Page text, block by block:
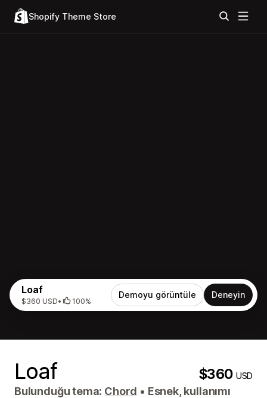
Shopify Theme Store
Loaf
$360 USD• 100%
Demoyu görüntüle Deneyin
Loaf $360USD
Bulunduğu tema: Chord • Esnek, kullanımı